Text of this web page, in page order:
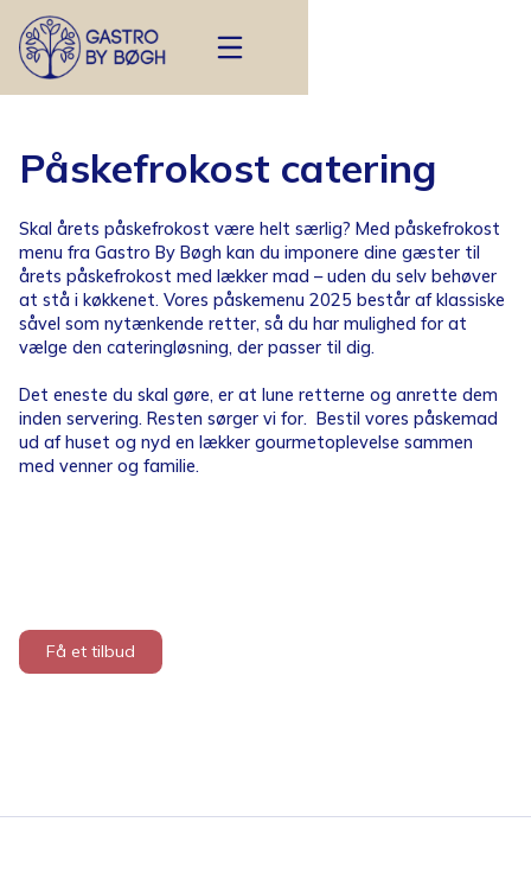
Påskefrokost catering
Skal årets påskefrokost være helt særlig? Med påskefrokost
menu fra Gastro By Bøgh kan du imponere dine gæster til
årets påskefrokost med lækker mad – uden du selv behøver
at stå i køkkenet. Vores påskemenu 2025 består af klassiske
såvel som nytænkende retter, så du har mulighed for at
vælge den cateringløsning, der passer til dig.
Det eneste du skal gøre, er at lune retterne og anrette dem
inden servering. Resten sørger vi for. Bestil vores påskemad
ud af huset og nyd en lækker gourmetoplevelse sammen
med venner og familie.
Få et tilbud